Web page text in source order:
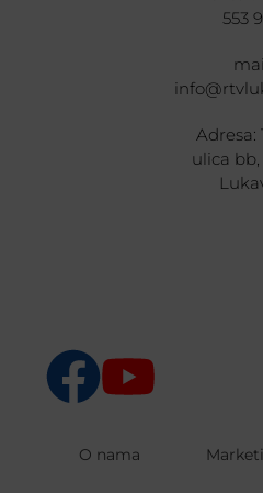
553
Adresa:
ulica bb,
O nama